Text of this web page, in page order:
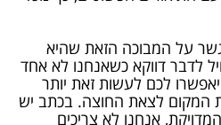
על המבוכה הזאת שהיא
לדבר דווקא כשאנחנו לא אחד
לכם לעשות זאת יותר
המקום לצאת החוצה. בכתב יש
אנחנו לא צריכים